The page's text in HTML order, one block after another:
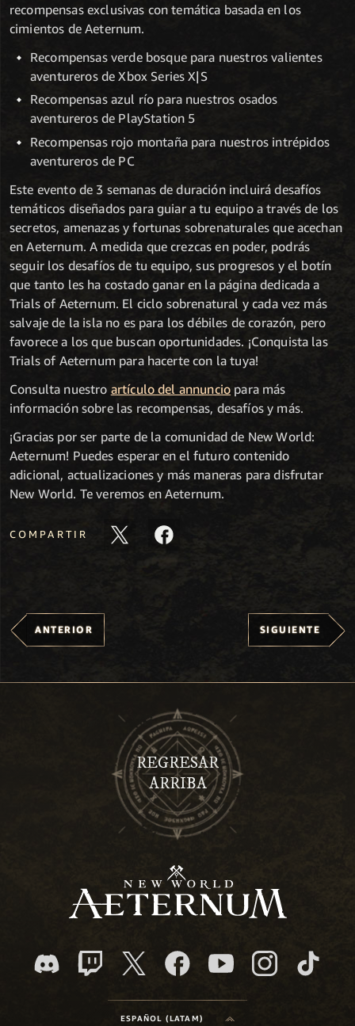
recompensas exclusivas con temática basada en los
cimientos de Aeternum.
Recompensas verde bosque para nuestros valientes
aventureros de Xbox Series X|S
Recompensas azul río para nuestros osados
aventureros de PlayStation 5
Recompensas rojo montaña para nuestros intrépidos
aventureros de PC
Este evento de 3 semanas de duración incluirá desafíos
temáticos diseñados para guiar a tu equipo a través de los
secretos, amenazas y fortunas sobrenaturales que acechan
en Aeternum. A medida que crezcas en poder, podrás
seguir los desafíos de tu equipo, sus progresos y el botín
que tanto les ha costado ganar en la página dedicada a
Trials of Aeternum. El ciclo sobrenatural y cada vez más
salvaje de la isla no es para los débiles de corazón, pero
favorece a los que buscan oportunidades. ¡Conquista las
Trials of Aeternum para hacerte con la tuya!
Consulta nuestro artículo del annuncio para más
información sobre las recompensas, desafíos y más.
¡Gracias por ser parte de la comunidad de New World:
Aeternum! Puedes esperar en el futuro contenido
adicional, actualizaciones y más maneras para disfrutar
New World. Te veremos en Aeternum.
COMPARTIR
ANTERIOR SIGUIENTE
REGRESAR
ARRIBA
ESPAÑOL (LATAM)